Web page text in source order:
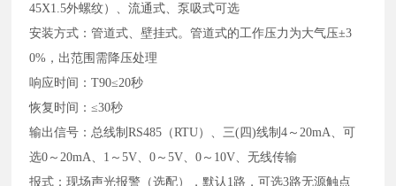
45X1.5外螺纹）、流通式、泵吸式可选
安装方式：管道式、壁挂式。管道式的工作压力为大气压±3
0%，出范围需降压处理
响应时间：T90≤20秒
恢复时间：≤30秒
输出信号：总线制RS485（RTU）、三(四)线制4～20mA、可
选0～20mA、1～5V、0～5V、0～10V、无线传输
报式：现场声光报警（选配），默认1路，可选3路无源触点